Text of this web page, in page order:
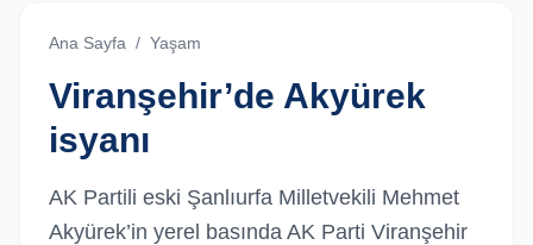
Ana Sayfa / Yaşam
Viranşehir’de Akyürek
isyanı
AK Partili eski Şanlıurfa Milletvekili Mehmet
Akyürek’in yerel basında AK Parti Viranşehir